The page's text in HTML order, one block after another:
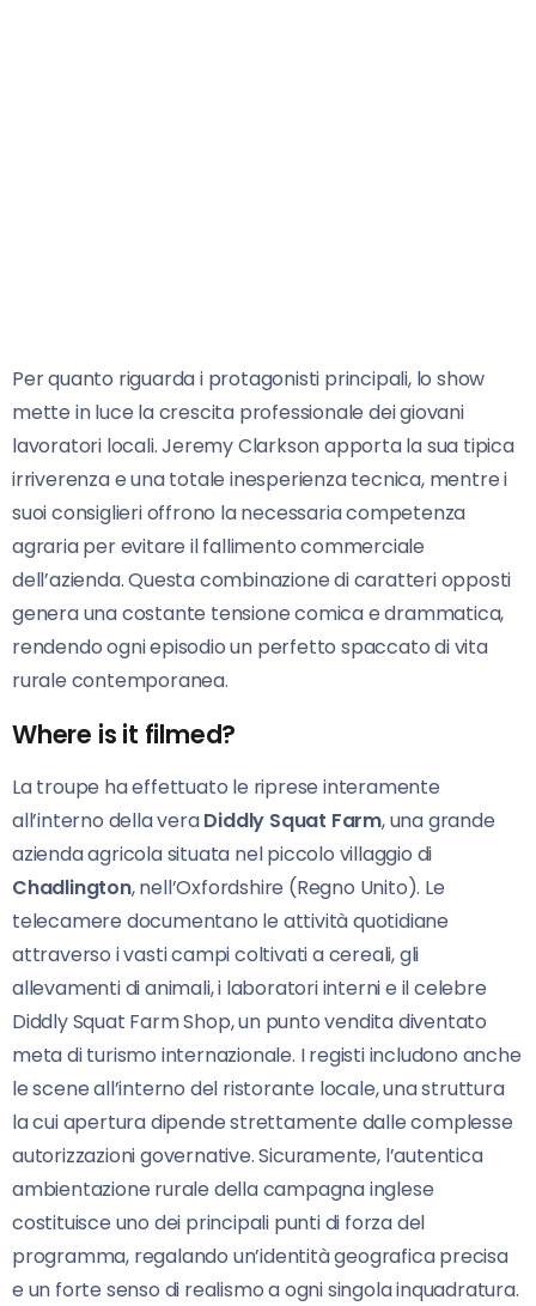
Per quanto riguarda i protagonisti principali, lo show
mette in luce la crescita professionale dei giovani
lavoratori locali. Jeremy Clarkson apporta la sua tipica
irriverenza e una totale inesperienza tecnica, mentre i
suoi consiglieri offrono la necessaria competenza
agraria per evitare il fallimento commerciale
dell’azienda. Questa combinazione di caratteri opposti
genera una costante tensione comica e drammatica,
rendendo ogni episodio un perfetto spaccato di vita
rurale contemporanea.
Where is it filmed?
La troupe ha effettuato le riprese interamente
all’interno della veraDiddly Squat Farm, una grande
azienda agricola situata nel piccolo villaggio di
Chadlington, nell’Oxfordshire (Regno Unito). Le
telecamere documentano le attività quotidiane
attraverso i vasti campi coltivati a cereali, gli
allevamenti di animali, i laboratori interni e il celebre
Diddly Squat Farm Shop, un punto vendita diventato
meta di turismo internazionale. I registi includono anche
le scene all’interno del ristorante locale, una struttura
la cui apertura dipende strettamente dalle complesse
autorizzazioni governative. Sicuramente, l’autentica
ambientazione rurale della campagna inglese
costituisce uno dei principali punti di forza del
programma, regalando un’identità geografica precisa
e un forte senso di realismo a ogni singola inquadratura.